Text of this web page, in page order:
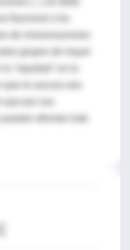
Nacional o los
de inmunizaciones
grupos de mayor
"equidad" en la
por sus